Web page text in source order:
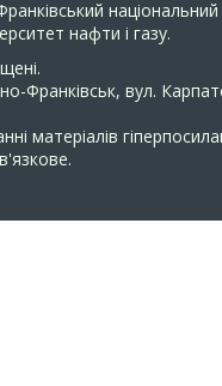
національний
нафти і газу.
Франківськ, вул.
матеріалів